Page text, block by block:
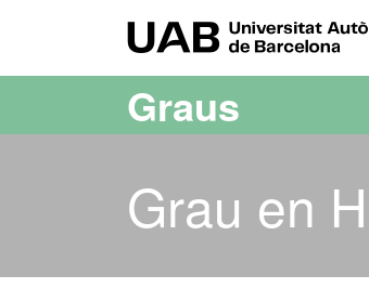
Graus
Grau en